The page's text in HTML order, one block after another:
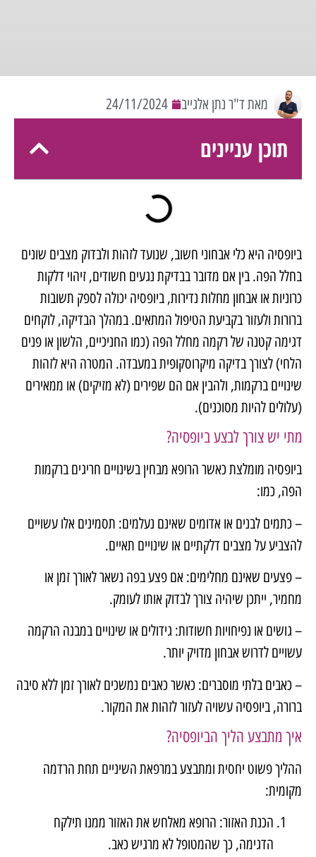
מאת ד"ר נתן אלגייב 24/11/2024
תוכן עניינים
ביופסיה היא כלי אבחוני חשוב, שנועד לזהות ולבדוק מצבים שונים
בחלל הפה. בין אם מדובר בבדיקת נגעים חשודים, זיהוי דלקות
כרוניות או אבחון מחלות נדירות, ביופסיה יכולה לספק תשובות
ברורות ולעזור בקביעת הטיפול המתאים. במהלך הבדיקה, לוקחים
דגימה קטנה של רקמה מחלל הפה (כמו החניכיים, הלשון או פנים
הלחי) לצורך בדיקה מיקרוסקופית במעבדה. המטרה היא לזהות
שינויים ברקמות, ולהבין אם הם שפירים (לא מזיקים) או ממאירים
(עלולים להיות מסוכנים).
מתי יש צורך לבצע ביופסיה?
ביופסיה מומלצת כאשר הרופא מבחין בשינויים חריגים ברקמות
הפה, כמו:
– כתמים לבנים או אדומים שאינם נעלמים: תסמינים אלו עשויים
להצביע על מצבים דלקתיים או שינויים תאיים.
– פצעים שאינם מחלימים: אם פצע בפה נשאר לאורך זמן או
מחמיר, ייתכן שיהיה צורך לבדוק אותו לעומק.
– גושים או נפיחויות חשודות: גידולים או שינויים במבנה הרקמה
עשויים לדרוש אבחון מדויק יותר.
– כאבים בלתי מוסברים: כאשר כאבים נמשכים לאורך זמן ללא סיבה
ברורה, ביופסיה עשויה לעזור לזהות את המקור.
איך מתבצע הליך הביופסיה?
ההליך פשוט יחסית ומתבצע במרפאת השיניים תחת הרדמה
מקומית:
הכנת האזור: הרופא מאלחש את האזור ממנו תילקח
הדגימה, כך שהמטופל לא מרגיש כאב.